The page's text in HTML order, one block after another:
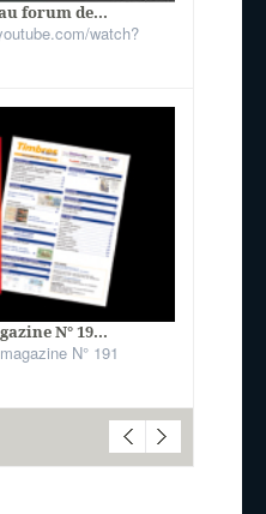
forum de...
watch?
N° 19...
N° 191